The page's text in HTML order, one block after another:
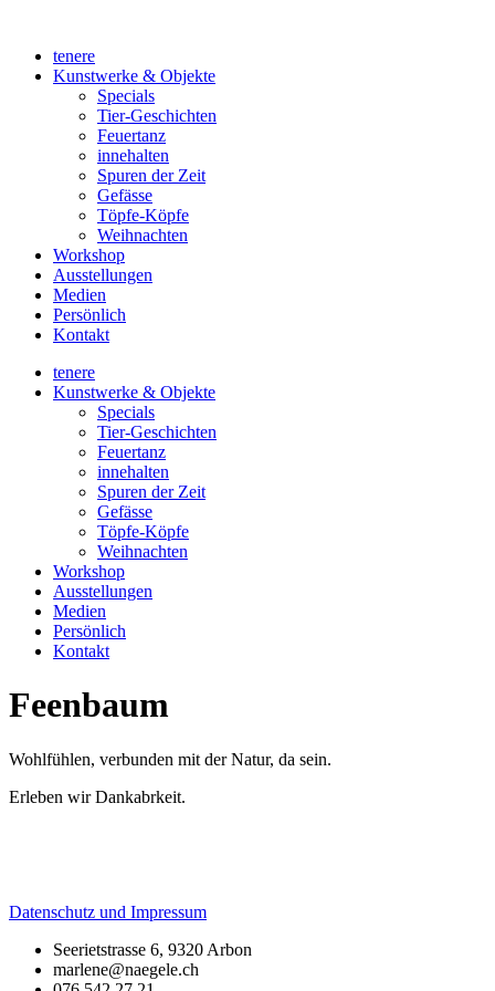
wechselntenere
Kunstwerke & Objekte
Specials
Tier-Geschichten
Feuertanz
innehalten
Spuren der Zeit
Gefässe
Töpfe-Köpfe
Weihnachten
Workshop
Ausstellungen
Medien
Persönlich
Kontakt
tenere
Kunstwerke & Objekte
Specials
Tier-Geschichten
Feuertanz
innehalten
Spuren der Zeit
Gefässe
Töpfe-Köpfe
Weihnachten
Workshop
Ausstellungen
Medien
Persönlich
Kontakt
Feenbaum
Wohlfühlen, verbunden mit der Natur, da sein.
Erleben wir Dankabrkeit.
Datenschutz und Impressum
Seerietstrasse 6, 9320 Arbon
marlene@naegele.ch